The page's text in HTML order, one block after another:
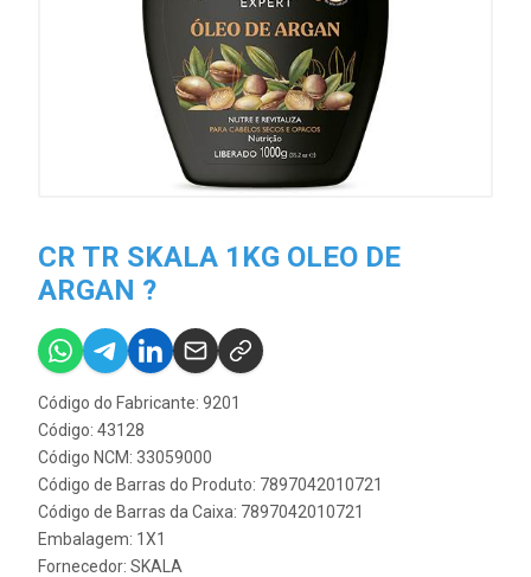
CR TR SKALA 1KG OLEO DE
ARGAN ?
Código do Fabricante: 9201
Código: 43128
Código NCM: 33059000
Código de Barras do Produto: 7897042010721
Código de Barras da Caixa: 7897042010721
Embalagem: 1X1
Fornecedor: SKALA